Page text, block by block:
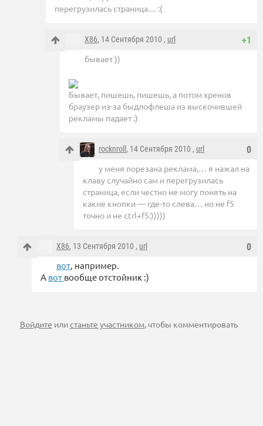
перегрузилась страница… :(
+1
X86, 14 Сентября 2010 , url
бывает ))
Бывает, пишешь, пишешь, а потом хренов
браузер из-за быдлофлеша из выскочившей
рекламы падает :)
0
rocknroll , 14 Сентября 2010 , url
у меня порезана реклама,… я нажал на
клаву случайно сам и перегрузилась
страница, если честно не могу понять на
какие кнопки — где-то слева… но не f5
точно и не ctrl+f5:)))))
0
X86, 13 Сентября 2010 , url
вот , например.
А вот вообще отстойник :)
Войдите илистаньте участником, чтобы комментировать